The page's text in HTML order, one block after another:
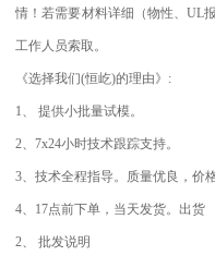
情！若需要材料详细（物性、 UL
工作人员索取。
《选择我们(恒屹)的理由》 :
1 、提供小批量试模。
2 、7x24小时技术跟踪支持。
3 、技术全程指导。质量优良，价
4 17点前下单，当天发货。出货
2 、批发说明